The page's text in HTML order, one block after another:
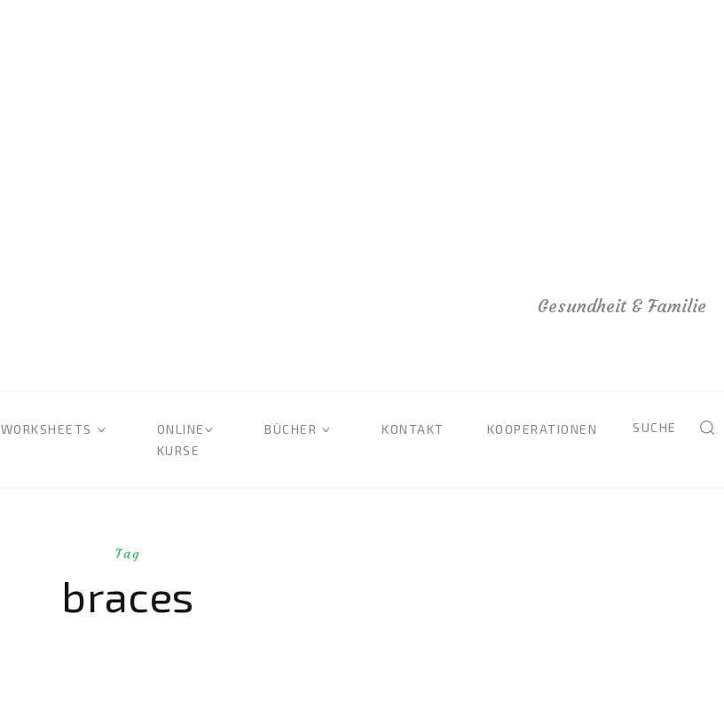
Gesundheit & Familie
WORKSHEETS
ONLINE
KURSE
BÜCHER KONTAKT KOOPERATIONEN SUCHE
Tag
braces